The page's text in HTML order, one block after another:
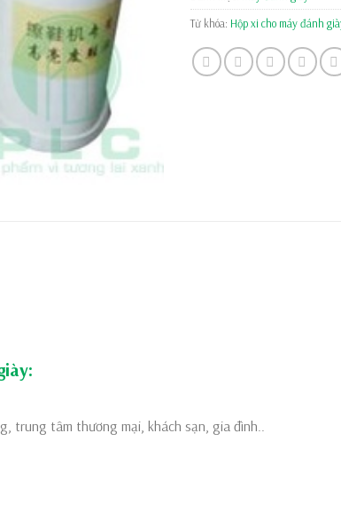
Từ khóa: Hộp xi cho máy đánh
:
tâm thương mại, khách sạn, gia đình..